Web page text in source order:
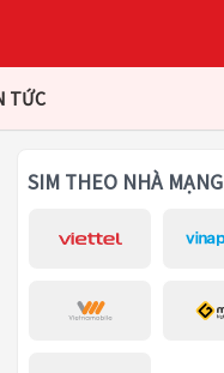
TỨC
SIM THEO NHÀ MẠNG